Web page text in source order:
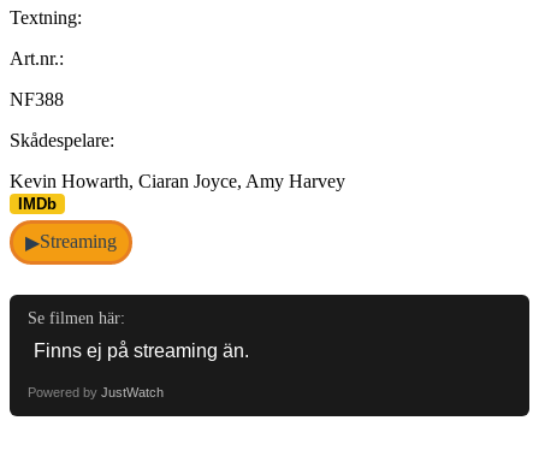
Textning:
Art.nr.:
NF388
Skådespelare:
Kevin Howarth, Ciaran Joyce, Amy Harvey
IMDb
▶Streaming
Se filmen här:
Powered by JustWatch